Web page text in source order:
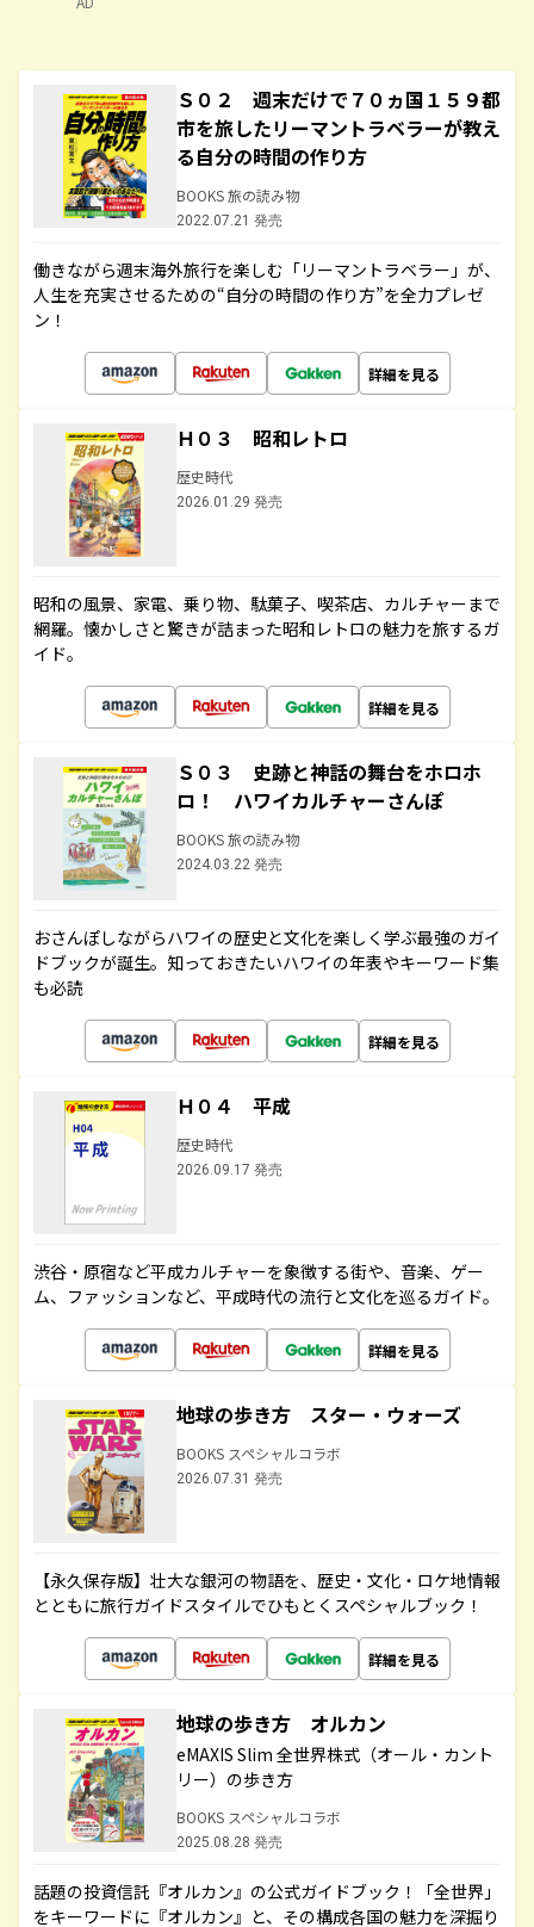
Ｓ０２ 週末だけで７０ヵ国１５９都
市を旅したリーマントラベラーが教え
る自分の時間の作り方
BOOKS 旅の読み物
2022.07.21 発売
働きながら週末海外旅行を楽しむ「リーマントラベラー」が、
人生を充実させるための“自分の時間の作り方”を全力プレゼ
ン！
詳細を見る
Ｈ０３ 昭和レトロ
歴史時代
2026.01.29 発売
昭和の風景、家電、乗り物、駄菓子、喫茶店、カルチャーまで
網羅。懐かしさと驚きが詰まった昭和レトロの魅力を旅するガ
イド。
詳細を見る
Ｓ０３ 史跡と神話の舞台をホロホ
ロ！ ハワイカルチャーさんぽ
BOOKS 旅の読み物
2024.03.22 発売
おさんぽしながらハワイの歴史と文化を楽しく学ぶ最強のガイ
ドブックが誕生。知っておきたいハワイの年表やキーワード集
も必読
詳細を見る
Ｈ０４ 平成
歴史時代
2026.09.17 発売
渋谷・原宿など平成カルチャーを象徴する街や、音楽、ゲー
ム、ファッションなど、平成時代の流行と文化を巡るガイド。
詳細を見る
地球の歩き方 スター・ウォーズ
BOOKS スペシャルコラボ
2026.07.31 発売
【永久保存版】壮大な銀河の物語を、歴史・文化・ロケ地情報
とともに旅行ガイドスタイルでひもとくスペシャルブック！
詳細を見る
地球の歩き方 オルカン
eMAXIS Slim 全世界株式（オール・カント
リー）の歩き方
BOOKS スペシャルコラボ
2025.08.28 発売
話題の投資信託『オルカン』の公式ガイドブック！「全世界」
をキーワードに『オルカン』と、その構成各国の魅力を深掘り